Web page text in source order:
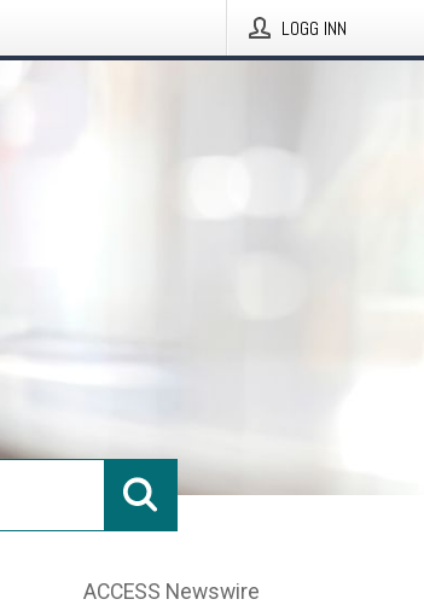
LOGG INN
ACCESS Newswire